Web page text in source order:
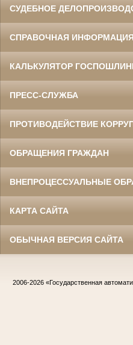
СУДЕБНОЕ
СПРАВОЧНАЯ ИНФОРМАЦИЯ
КАЛЬКУЛЯТОР
ПРЕСС-СЛУЖБА
ПРОТИВОДЕЙСТВИЕ
ОБРАЩЕНИЯ ГРАЖДАН
ВНЕПРОЦЕССУАЛЬНЫЕ
КАРТА САЙТА
ОБЫЧНАЯ ВЕРСИЯ САЙТА
2006-2026 «Государственная